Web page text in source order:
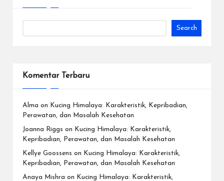
Search
Komentar Terbaru
Alma on
Kucing Himalaya: Karakteristik, Kepribadian,
Perawatan, dan Masalah Kesehatan
Joanna Riggs on
Kucing Himalaya: Karakteristik,
Kepribadian, Perawatan, dan Masalah Kesehatan
Kellye Goossens on
Kucing Himalaya: Karakteristik,
Kepribadian, Perawatan, dan Masalah Kesehatan
Anaya Mishra on
Kucing Himalaya: Karakteristik,